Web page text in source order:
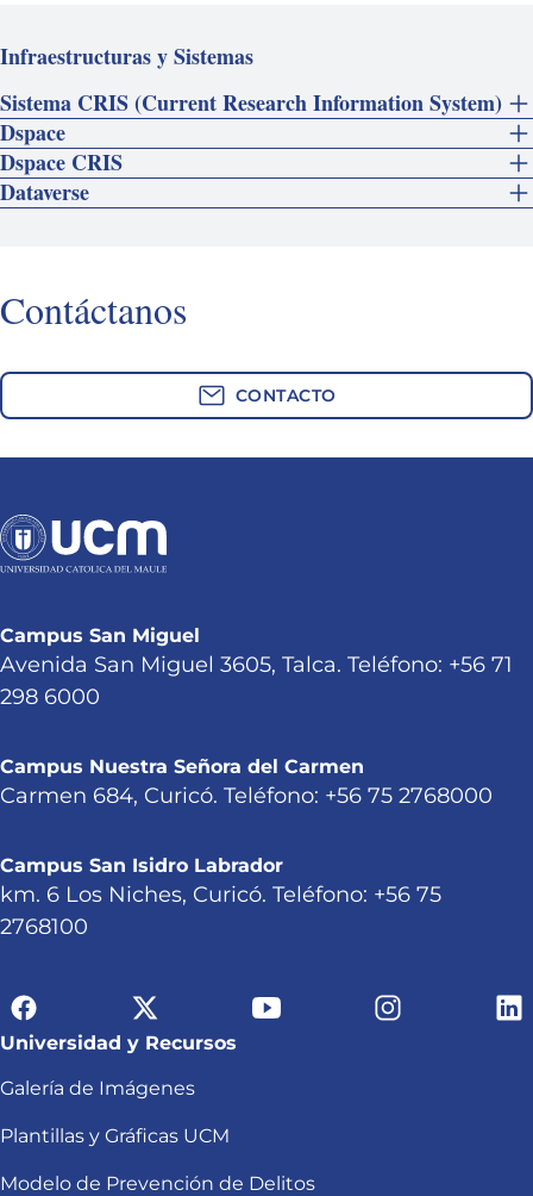
Infraestructuras y Sistemas
Sistema CRIS (Current Research Information System)
Dspace
Dspace CRIS
Dataverse
Contáctanos
CONTACTO
Campus San Miguel
Avenida San Miguel 3605, Talca. Teléfono: +56 71
298 6000
Campus Nuestra Señora del Carmen
Carmen 684, Curicó. Teléfono: +56 75 2768000
Campus San Isidro Labrador
km. 6 Los Niches, Curicó. Teléfono: +56 75
2768100
Universidad y Recursos
Galería de Imágenes
Plantillas y Gráficas UCM
Modelo de Prevención de Delitos